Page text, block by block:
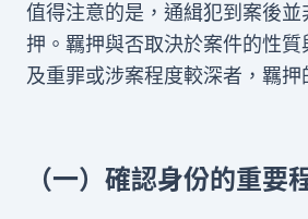
值得注意的是，通緝犯到案後並
押。羈押與否取決於案件的性
及重罪或涉案程度較深者，羈押
（一）確認身份的重要